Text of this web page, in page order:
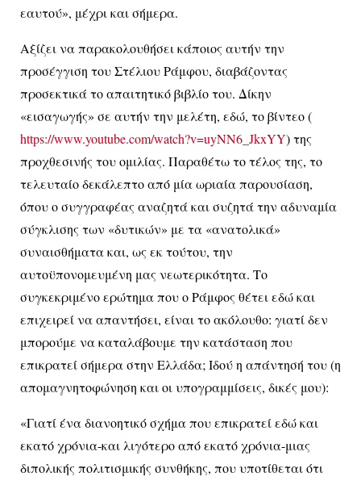
εαυτού», μέχρι και σήμερα.
Αξίζει να παρακολουθήσει κάποιος αυτήν την
προσέγγιση του Στέλιου Ράμφου, διαβάζοντας
προσεκτικά το απαιτητικό βιβλίο του. Δίκην
«εισαγωγής» σε αυτήν την μελέτη, εδώ, το βίντεο (
https://www.youtube.com/watch?v=uyNN6_ JkxYY) της
προχθεσινής του ομιλίας. Παραθέτω το τέλος της, το
τελευταίο δεκάλεπτο από μία ωριαία παρουσίαση,
όπου ο συγγραφέας αναζητά και συζητά την αδυναμία
σύγκλισης των «δυτικών» με τα «ανατολικά»
συναισθήματα και, ως εκ τούτου, την
αυτοϋπονομευμένη μας νεωτερικότητα. Το
συγκεκριμένο ερώτημα που ο Ράμφος θέτει εδώ και
επιχειρεί να απαντήσει, είναι το ακόλουθο: γιατί δεν
μπορούμε να καταλάβουμε την κατάσταση που
επικρατεί σήμερα στην Ελλάδα; Ιδού η απάντησή του (η
απομαγνητοφώνηση και οι υπογραμμίσεις, δικές μου):
«Γιατί ένα διανοητικό σχήμα που επικρατεί εδώ και
εκατό χρόνια-και λιγότερο από εκατό χρόνια-μιας
διπολικής πολιτισμικής συνθήκης, που υποτίθεται ότι